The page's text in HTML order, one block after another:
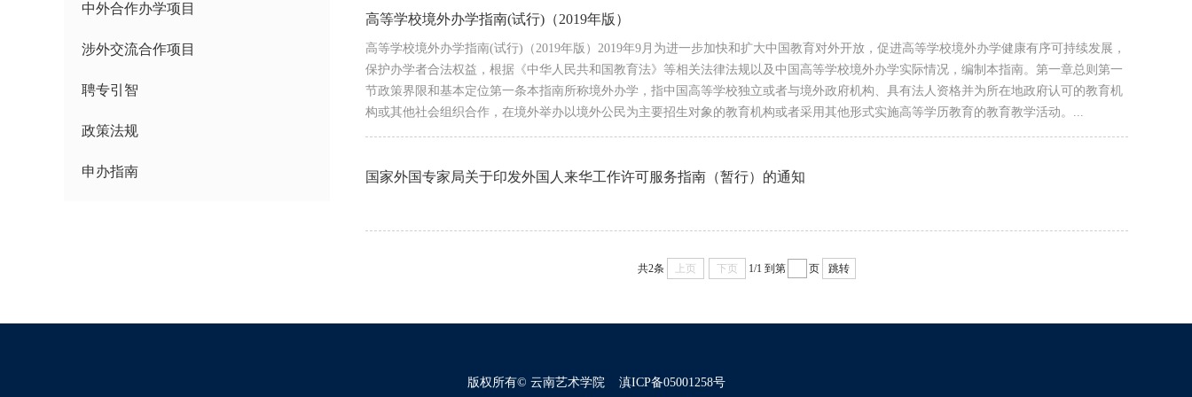
中外合作办学项目
涉外交流合作项目
聘专引智
政策法规
申办指南
高等学校境外办学指南(试行)（2019年版）
高等学校境外办学指南(试行)（2019年版）2019年9月为进一步加快和扩大中国教育对外开放，促进高等学校境外办学健康有序可持续发展，
保护办学者合法权益，根据《中华人民共和国教育法》等相关法律法规以及中国高等学校境外办学实际情况，编制本指南。第一章总则第一
节政策界限和基本定位第一条本指南所称境外办学，指中国高等学校独立或者与境外政府机构、具有法人资格并为所在地政府认可的教育机
构或其他社会组织合作，在境外举办以境外公民为主要招生对象的教育机构或者采用其他形式实施高等学历教育的教育教学活动。...
国家外国专家局关于印发外国人来华工作许可服务指南（暂行）的通知
共2条 上页 下页 1/1 到第 页 跳转
版权所有© 云南艺术学院 滇ICP备05001258号